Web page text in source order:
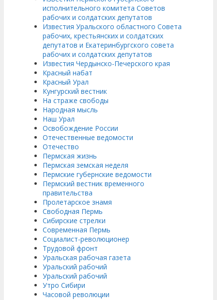
исполнительного комитета Советов
рабочих и солдатских депутатов
Известия Уральского областного Совета
рабочих, крестьянских и солдатских
депутатов и Екатеринбургского совета
рабочих и солдатских депутатов
Известия Чердынско-Печерского края
Красный набат
Красный Урал
Кунгурский вестник
На страже свободы
Народная мысль
Наш Урал
Освобождение России
Отечественные ведомости
Отечество
Пермская жизнь
Пермская земская неделя
Пермские губернские ведомости
Пермский вестник временного
правительства
Пролетарское знамя
Свободная Пермь
Сибирские стрелки
Современная Пермь
Социалист-революционер
Трудовой фронт
Уральская рабочая газета
Уральский рабочий
Уральский рабочий
Утро Сибири
Часовой революции